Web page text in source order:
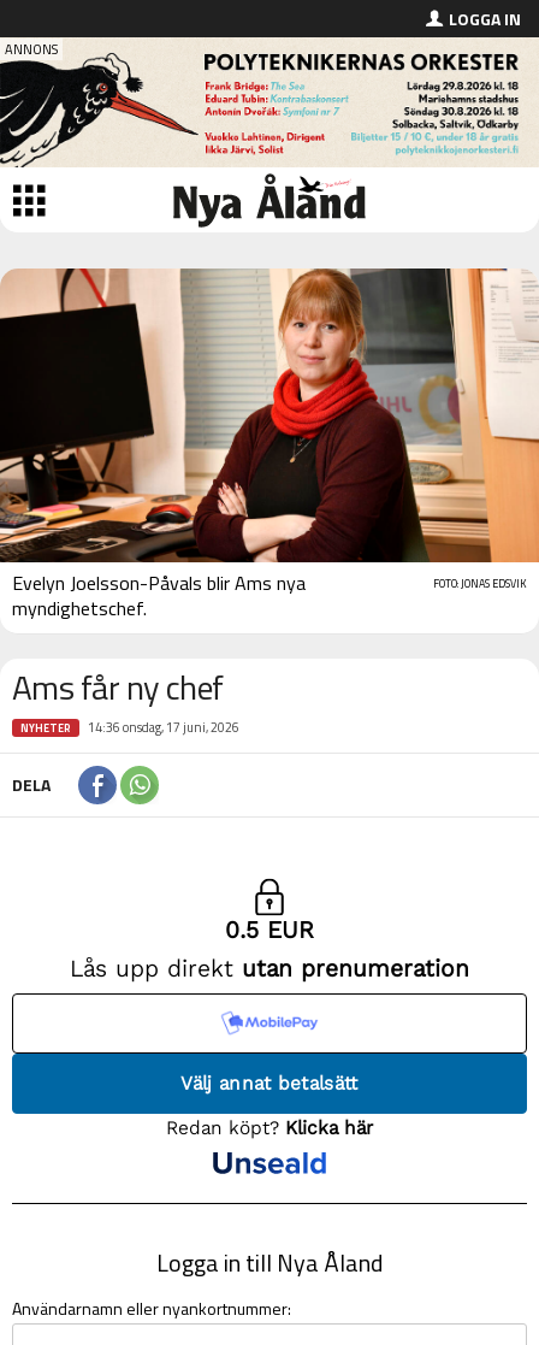
LOGGA IN
FOTO: JONAS EDSVIK
Evelyn Joelsson-Påvals blir Ams nya
myndighetschef.
Ams får ny chef
NYHETER 14:36 onsdag, 17 juni, 2026
DELA